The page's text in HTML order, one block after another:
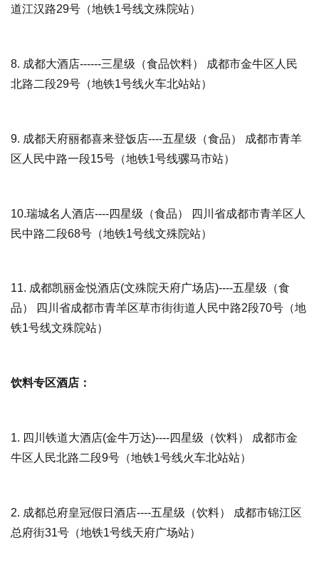
道江汉路29号（地铁1号线文殊院站）
8. 成都大酒店------三星级（食品饮料） 成都市金牛区人民
北路二段29号（地铁1号线火车北站站）
9. 成都天府丽都喜来登饭店----五星级（食品） 成都市青羊
区人民中路一段15号（地铁1号线骡马市站）
10.瑞城名人酒店----四星级（食品） 四川省成都市青羊区人
民中路二段68号（地铁1号线文殊院站）
11. 成都凯丽金悦酒店(文殊院天府广场店)----五星级（食
品） 四川省成都市青羊区草市街街道人民中路2段70号（地
铁1号线文殊院站）
饮料专区酒店：
1. 四川铁道大酒店(金牛万达)----四星级（饮料） 成都市金
牛区人民北路二段9号（地铁1号线火车北站站）
2. 成都总府皇冠假日酒店----五星级（饮料） 成都市锦江区
总府街31号（地铁1号线天府广场站）